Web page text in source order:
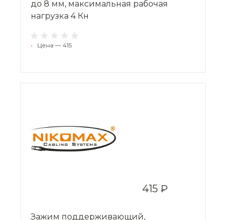
до 8 мм, максимальная рабочая
нагрузка 4 Кн
• Цена — 415
415 ₽
Зажим поддерживающий,